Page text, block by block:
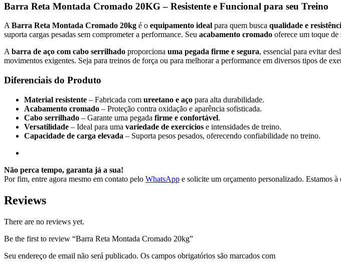
Barra Reta Montada Cromado 20KG – Resistente e Funcional para seu Treino
ABarra Reta Montada Cromado 20kg é o equipamento ideal para quem busca qualidade e
suporta cargas pesadas sem comprometer a performance. Seu acabamento cromado oferece um toque
Abarra de aço com cabo serrilhado proporciona uma pegada firme e segura, essencial para evitar
movimentos exigentes. Seja para treinos de força ou para melhorar a performance em diversos tipos de
Diferenciais do Produto
Material resistente – Fabricada com ureetano e aço para alta durabilidade.
Acabamento cromado – Proteção contra oxidação e aparência sofisticada.
Cabo serrilhado – Garante uma pegada firme e confortável.
Versatilidade – Ideal para uma variedade de exercícios e intensidades de treino.
Capacidade de carga elevada – Suporta pesos pesados, oferecendo confiabilidade no treino.
Não perca tempo, garanta já a sua!
Por fim, entre agora mesmo em contato pelo WhatsApp e solicite um orçamento personalizado. Estamos
Reviews
There are no reviews yet.
Be the first to review “Barra Reta Montada Cromado 20kg”
Seu endereço de email não será publicado. Os campos obrigatórios são marcados com